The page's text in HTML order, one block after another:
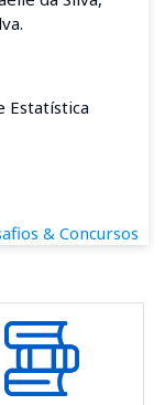
Estatística
& Concursos